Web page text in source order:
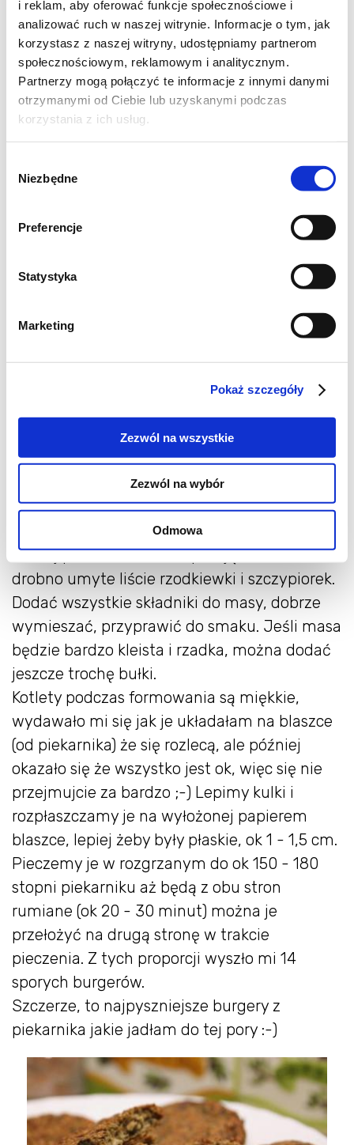
i reklam, aby oferować funkcje społecznościowe i
analizować ruch w naszej witrynie. Informacje o tym, jak
korzystasz z naszej witryny, udostępniamy partnerom
społecznościowym, reklamowym i analitycznym.
Partnerzy mogą połączyć te informacje z innymi danymi
otrzymanymi od Ciebie lub uzyskanymi podczas
korzystania z ich usług.
zgody
Niezbędne
Preferencje
Statystyka
Marketing
Pokaż szczegóły
Zezwól na wszystkie
Zezwól na wybór
Odmowa
- garść ładnych liści rzodkiewki (najlepiej
własnych lub od zaufanego rolnika),
- ok 6 łyżek bułki tartej,
- 1 łyżka sezamu,
- przyprawy: sól, pieprz, pieprz ziołowy, curry,
imbir, asafetida, papryka słodka, szczypta
Wykonanie:
Wrzucić do jednej miski słonecznik, kaszę,
makaron, siemię lniane, zmiksować wszystko
razem blenderem ręcznym (żyrafą). Pieczarki
i cukinię zetrzeć na grubej tarce, usmażyć na
suchej patelni, aż soki odparują. Posiekać
drobno umyte liście rzodkiewki i szczypiorek.
Dodać wszystkie składniki do masy, dobrze
wymieszać, przyprawić do smaku. Jeśli masa
będzie bardzo kleista i rzadka, można dodać
jeszcze trochę bułki.
Kotlety podczas formowania są miękkie,
wydawało mi się jak je układałam na blaszce
(od piekarnika) że się rozlecą, ale później
okazało się że wszystko jest ok, więc się nie
przejmujcie za bardzo ;-) Lepimy kulki i
rozpłaszczamy je na wyłożonej papierem
blaszce, lepiej żeby były płaskie, ok 1 - 1,5 cm.
Pieczemy je w rozgrzanym do ok 150 - 180
stopni piekarniku aż będą z obu stron
rumiane (ok 20 - 30 minut) można je
przełożyć na drugą stronę w trakcie
pieczenia. Z tych proporcji wyszło mi 14
sporych burgerów.
Szczerze, to najpyszniejsze burgery z
piekarnika jakie jadłam do tej pory :-)